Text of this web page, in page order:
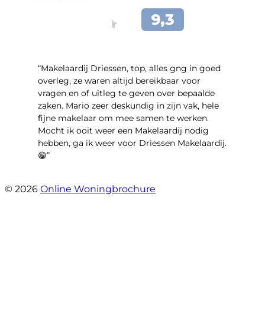
“Makelaardij Driessen, top, alles gng in goed
overleg, ze waren altijd bereikbaar voor
vragen en of uitleg te geven over bepaalde
zaken. Mario zeer deskundig in zijn vak, hele
fijne makelaar om mee samen te werken.
Mocht ik ooit weer een Makelaardij nodig
hebben, ga ik weer voor Driessen Makelaardij.
😁”
© 2026 Online Woningbrochure